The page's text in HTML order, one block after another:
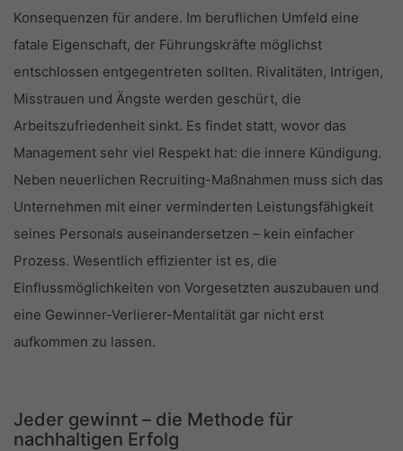
Konsequenzen für andere. Im beruflichen Umfeld eine
fatale Eigenschaft, der Führungskräfte möglichst
entschlossen entgegentreten sollten. Rivalitäten, Intrigen,
Misstrauen und Ängste werden geschürt, die
Arbeitszufriedenheit sinkt. Es findet statt, wovor das
Management sehr viel Respekt hat: die innere Kündigung.
Neben neuerlichen Recruiting-Maßnahmen muss sich das
Unternehmen mit einer verminderten Leistungsfähigkeit
seines Personals auseinandersetzen – kein einfacher
Prozess. Wesentlich effizienter ist es, die
Einflussmöglichkeiten von Vorgesetzten auszubauen und
eine Gewinner-Verlierer-Mentalität gar nicht erst
aufkommen zu lassen.
Jeder gewinnt – die Methode für
nachhaltigen Erfolg